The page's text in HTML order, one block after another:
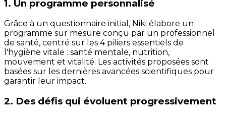
1. Un programme personnalisé
Grâce à un questionnaire initial, Niki élabore un
programme sur mesure conçu par un professionnel
de santé, centré sur les 4 piliers essentiels de
l'hygiène vitale : santé mentale, nutrition,
mouvement et vitalité. Les activités proposées sont
basées sur les dernières avancées scientifiques pour
garantir leur impact.
2. Des défis qui évoluent progressivement